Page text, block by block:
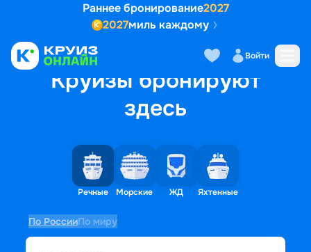
Раннее бронирование2027
2027миль каждому
Войти
Круизы бронируют
здесь
Речные Морские ЖД Яхтенные
По РоссииПо миру